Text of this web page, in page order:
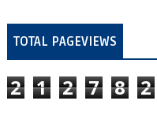
TOTAL PAGEVIEWS
2 1 2 7 8 2